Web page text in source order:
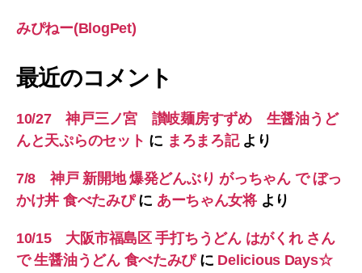
みぴねー(BlogPet)
最近のコメント
10/27 神戸三ノ宮 讃岐麺房すずめ 生醤油うど
んと天ぷらのセット に まろまろ記より
7/8 神戸 新開地 爆発どんぶり がっちゃん で ぼっ
かけ丼 食べたみぴに あーちゃん女将より
10/15 大阪市福島区 手打ちうどん はがくれ さん
で 生醤油うどん 食べたみぴに Delicious Days☆